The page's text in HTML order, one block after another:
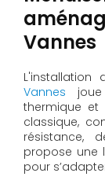
Vannes
L'installation
Vannes
thermique et
classique,
résistance,
propose une
pour